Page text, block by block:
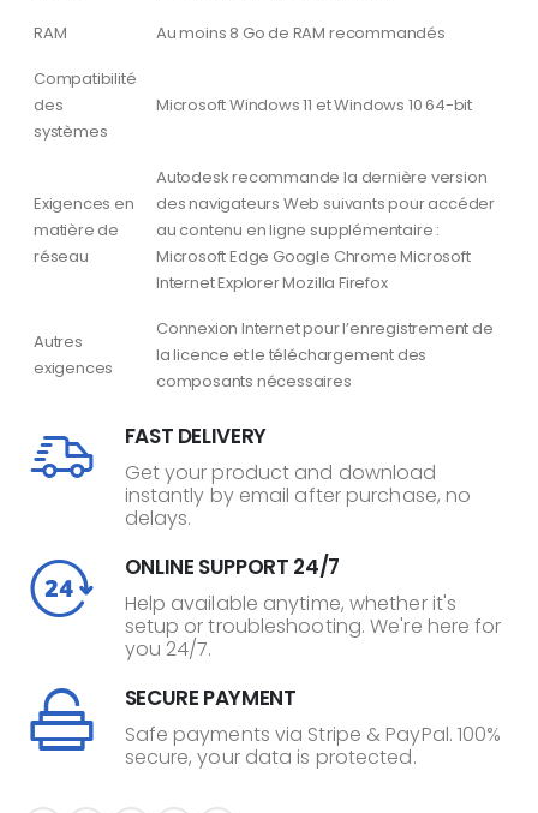
RAM
Au moins 8 Go de RAM recommandés
Compatibilité
des
systèmes
Microsoft Windows 11 et Windows 10 64-bit
Exigences en
matière de
réseau
Autodesk recommande la dernière version
des navigateurs Web suivants pour accéder
au contenu en ligne supplémentaire :
Microsoft Edge Google Chrome Microsoft
Internet Explorer Mozilla Firefox
Autres
exigences
Connexion Internet pour l’enregistrement de
la licence et le téléchargement des
composants nécessaires
FAST DELIVERY
Get your product and download
instantly by email after purchase, no
delays.
ONLINE SUPPORT 24/7
Help available anytime, whether it's
setup or troubleshooting. We're here for
you 24/7.
SECURE PAYMENT
Safe payments via Stripe & PayPal. 100%
secure, your data is protected.